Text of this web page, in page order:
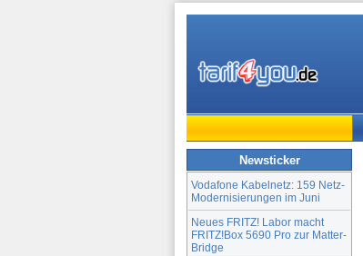
Newsticker
Vodafone Kabelnetz: 159 Netz-
Modernisierungen im Juni
Neues FRITZ! Labor macht
FRITZ!Box 5690 Pro zur Matter-
Bridge